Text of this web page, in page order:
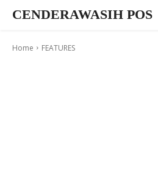
CENDERAWASIH POS
Home FEATURES